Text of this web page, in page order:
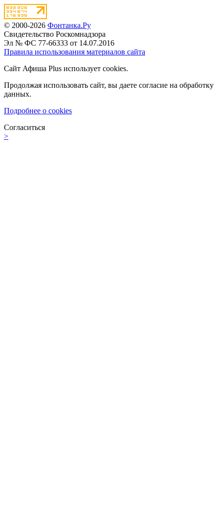
© 2000-2026 Фонтанка.Ру
Свидетельство Роскомнадзора
Эл № ФС 77-66333 от 14.07.2016
Правила использования материалов сайта
Сайт Афиша Plus использует cookies.
Продолжая использовать сайт, вы даете согласие на обработку
данных.
Подробнее о cookies
Согласиться
>